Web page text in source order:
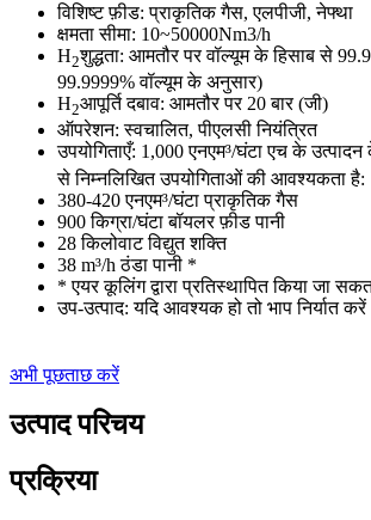
विशिष्ट फ़ीड: प्राकृतिक गैस, एलपीजी, नेफ्था
क्षमता सीमा: 10~50000Nm3/h
H2शुद्धता: आमतौर पर वॉल्यूम के हिसाब से
99.9999% वॉल्यूम के अनुसार)
H2आपूर्ति दबाव: आमतौर पर 20 बार (जी)
ऑपरेशन: स्वचालित, पीएलसी नियंत्रित
उपयोगिताएँ: 1,000 एनएम³/घंटा एच के
से निम्नलिखित उपयोगिताओं की आवश्यकता है:
380-420 एनएम³/घंटा प्राकृतिक गैस
900 किग्रा/घंटा बॉयलर फ़ीड पानी
28 किलोवाट विद्युत शक्ति
38 m³/h ठंडा पानी *
* एयर कूलिंग द्वारा प्रतिस्थापित किया जा
उप-उत्पाद: यदि आवश्यक हो तो भाप निर्यात करें
अभी पूछताछ करें
उत्पाद परिचय
प्रक्रिया